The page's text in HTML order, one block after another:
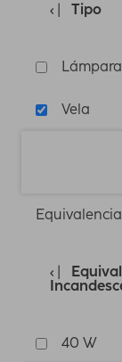
Tipo
Vela
40 W